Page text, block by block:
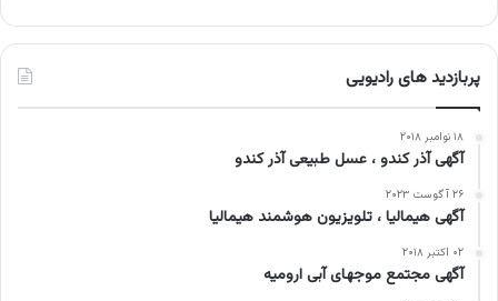
پربازدید های رادیویی
۱۸ نوامبر ۲۰۱۸
آگهی آذر کندو ، عسل طبیعی آذر کندو
۲۶ آگوست ۲۰۲۳
آگهی هیمالیا ، تلویزیون هوشمند هیمالیا
۰۲ اکتبر ۲۰۱۸
آگهی مجتمع موجهای آبی ارومیه